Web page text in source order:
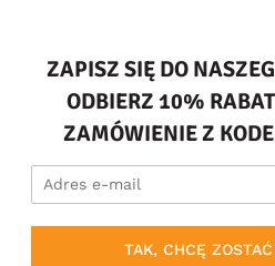
ZAPISZ SIĘ DO
ODBIERZ 10%
ZAMÓWIENIE Z
TAK, CHCĘ